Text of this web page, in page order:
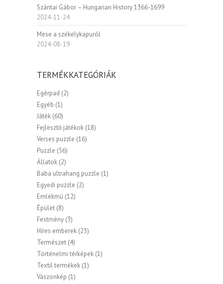
Szántai Gábor – Hungarian History 1366-1699
2024-11-24
Mese a székelykapuról
2024-08-19
TERMÉKKATEGÓRIÁK
Egérpad (2)
Egyéb (1)
Játék (60)
Fejlesztő játékok (18)
Verses puzzle (16)
Puzzle (56)
Állatok (2)
Baba ultrahang puzzle (1)
Egyedi puzzle (2)
Emlékmű (12)
Épület (8)
Festmény (3)
Híres emberek (25)
Természet (4)
Történelmi térképek (1)
Textil termékek (1)
Vászonkép (1)